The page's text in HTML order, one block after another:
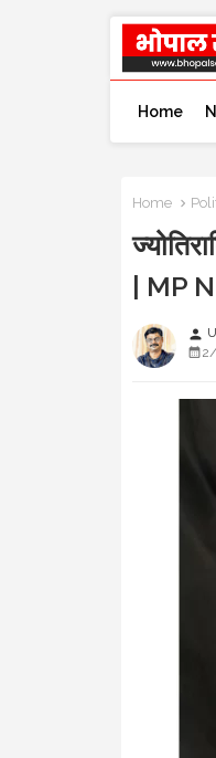
Home
Home
| MP
person